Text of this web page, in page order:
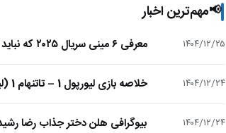
📢مهم‌ترین اخبار
۱۴۰۴/۱۲/۲۵ معرفی ۶ مینی سریال ۲۰۲۵ که نباید از دست بدهید!
۱۴۰۴/۱۲/۲۴ خلاصه بازی لیورپول 1 – تاتنهام 1 (لیگ برتر انگلیس)
۱۴۰۴/۱۲/۲۴ بیوگرافی هلن دختر جذاب رضا